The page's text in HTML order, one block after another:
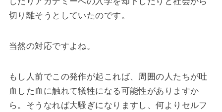
切り離そうとしていたのです。
当然の対応ですよね。
もし人前でこの発作が起これば、周囲の人たちが吐
血した血に触れて犠牲になる可能性がありますか
ら。そうなれば大騒ぎになりますし、何よりセルフ